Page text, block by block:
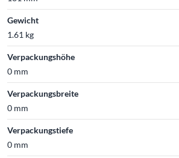
Gewicht
1.61 kg
Verpackungshöhe
0 mm
Verpackungsbreite
0 mm
Verpackungstiefe
0 mm